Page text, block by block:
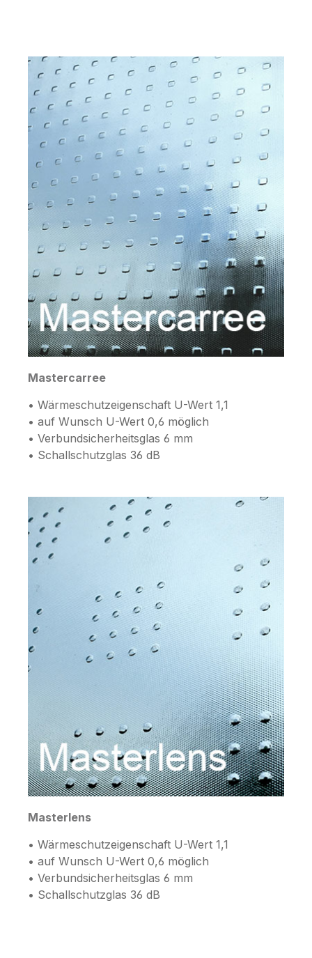
Mastercarree
• Wärmeschutzeigenschaft U-Wert 1,1
• auf Wunsch U-Wert 0,6 möglich
• Verbundsicherheitsglas 6 mm
• Schallschutzglas 36 dB
Masterlens
• Wärmeschutzeigenschaft U-Wert 1,1
• auf Wunsch U-Wert 0,6 möglich
• Verbundsicherheitsglas 6 mm
• Schallschutzglas 36 dB